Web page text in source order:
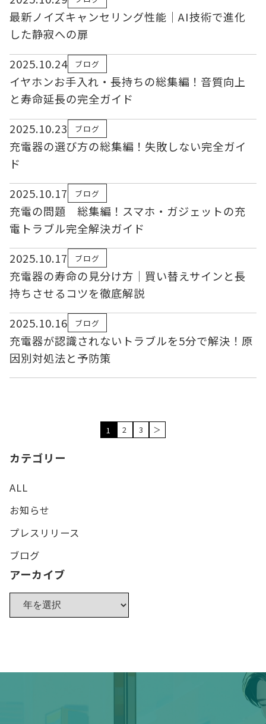
最新ノイズキャンセリング性能｜AI技術で進化
した静寂への扉
2025.10.24
ブログ
イヤホンお手入れ・長持ちの総集編！音質向上
と寿命延長の完全ガイド
2025.10.23
ブログ
充電器の選び方の総集編！失敗しない完全ガイ
ド
2025.10.17
ブログ
充電の問題 総集編！スマホ・ガジェットの充
電トラブル完全解決ガイド
2025.10.17
ブログ
充電器の寿命の見分け方｜買い替えサインと長
持ちさせるコツを徹底解説
2025.10.16
ブログ
充電器が認識されないトラブルを5分で解決！原
因別対処法と予防策
1 2 3 ＞
カテゴリー
ALL
お知らせ
プレスリリース
ブログ
アーカイブ